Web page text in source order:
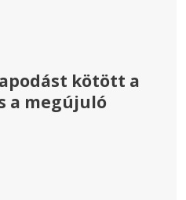
kötött a
a megújuló